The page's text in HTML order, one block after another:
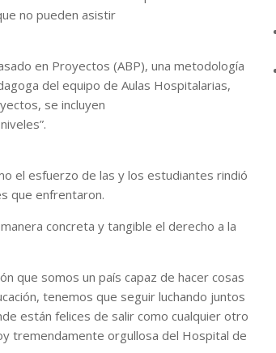
no pueden asistir
en Proyectos (ABP), una metodología
del equipo de Aulas Hospitalarias,
se incluyen
el esfuerzo de las y los estudiantes rindió
que enfrentaron.
concreta y tangible el derecho a la
que somos un país capaz de hacer cosas
tenemos que seguir luchando juntos
están felices de salir como cualquier otro
tremendamente orgullosa del Hospital de